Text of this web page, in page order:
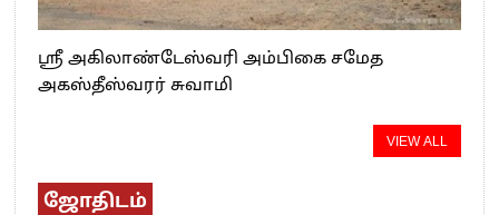
ஸ்ரீ அகிலாண்டேஸ்வரி அம்பிகை சமேத
அகஸ்தீஸ்வரர் சுவாமி
VIEW ALL
ஜோதிடம்